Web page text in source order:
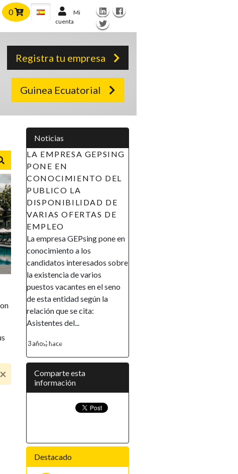
0
Mi
cuenta
Registra tu empresa
Guinea Ecuatorial
×
Noticias
LA EMPRESA GEPSING
PONE EN
CONOCIMIENTO DEL
PUBLICO LA
DISPONIBILIDAD DE
VARIAS OFERTAS DE
EMPLEO
La empresa GEPsing pone en
conocimiento a los
candidatos interesados sobre
la existencia de varios
puestos vacantes en el seno
de esta entidad según la
relación que se cita:
Asistentes del...
3 años) hace
Comparte esta
información
Destacado